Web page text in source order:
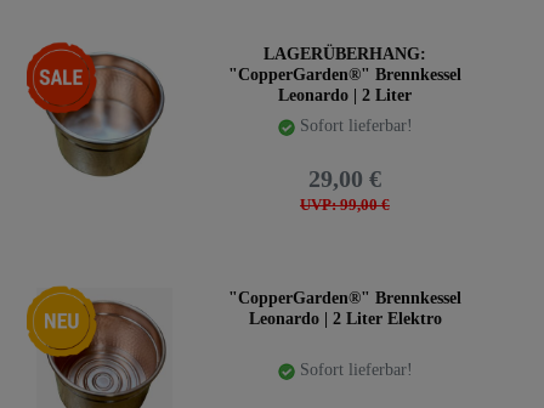
-71%
LAGERÜBERHANG:
"CopperGarden®" Brennkessel
Leonardo | 2 Liter
Sofort lieferbar!
UVP: 99,00 €
29,00 €
Neuheit
"CopperGarden®" Brennkessel
Leonardo | 2 Liter Elektro
Sofort lieferbar!